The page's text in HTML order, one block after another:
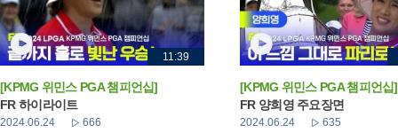
11:39
[KPMG 위민스 PGA 챔피언십]
FR 하이라이트
2024.06.24 666
[KPMG 위민스 PGA 챔피언십]
FR 양희영 주요장면
2024.06.24 635